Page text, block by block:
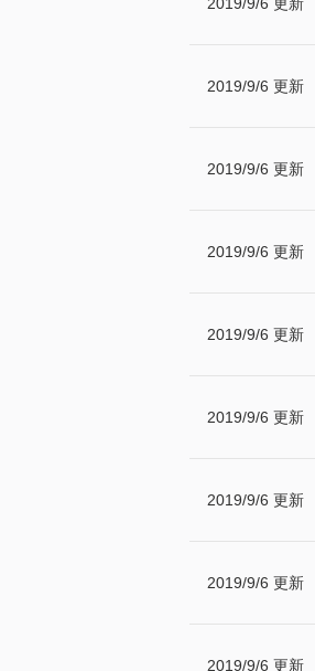
2019/9/6 更新
2019/9/6 更新
2019/9/6 更新
2019/9/6 更新
2019/9/6 更新
2019/9/6 更新
2019/9/6 更新
2019/9/6 更新